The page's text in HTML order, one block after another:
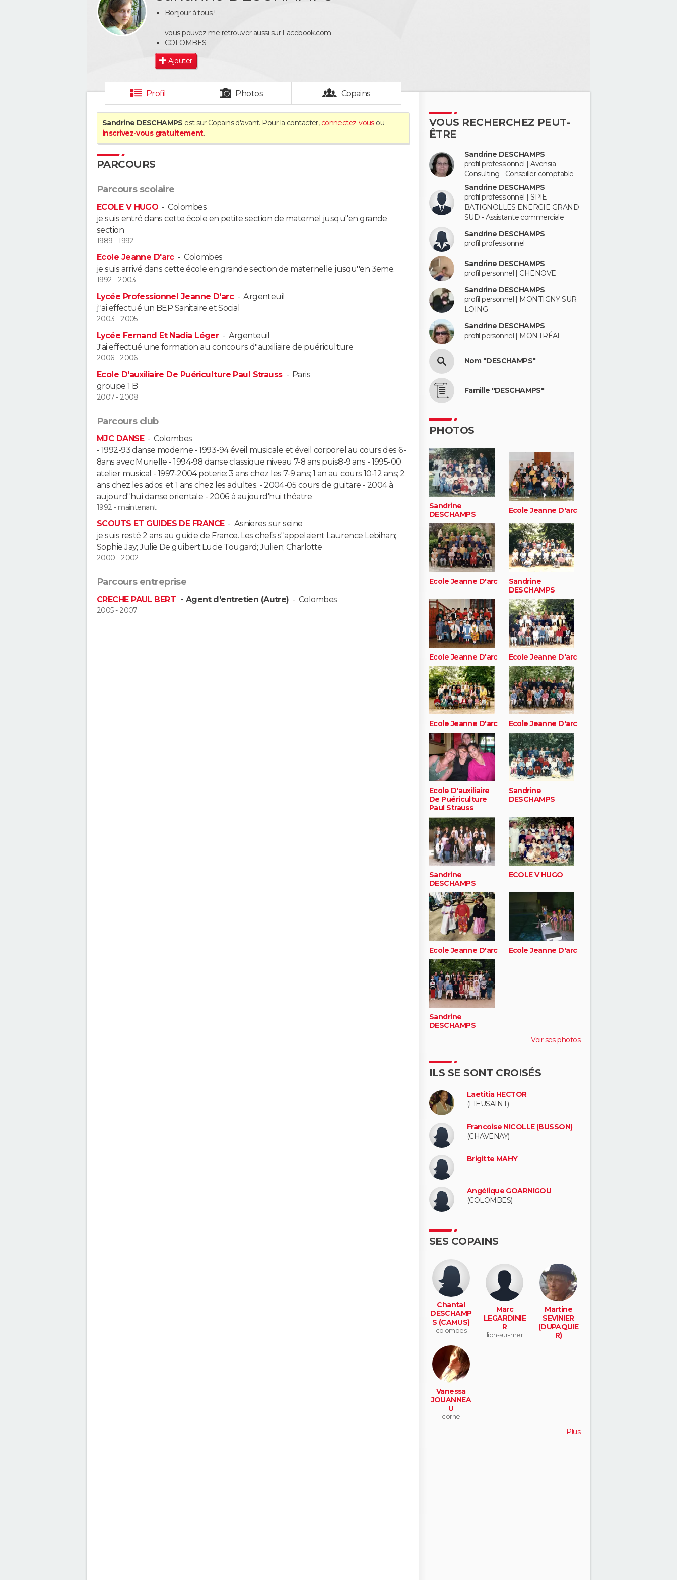
Bonjour à tous !
vous pouvez me retrouver aussi sur Facebook.com
COLOMBES
Ajouter
Profil Photos Copains
Sandrine DESCHAMPS est sur Copains d'avant. Pour la contacter, connectez-vousou
inscrivez-vous gratuitement.
PARCOURS
Parcours scolaire
ECOLE V HUGO -Colombes
je suis entré dans cette école en petite section de maternel jusqu''en grande
section
1989 - 1992
Ecole Jeanne D'arc-Colombes
je suis arrivé dans cette école en grande section de maternelle jusqu''en 3eme.
1992 - 2003
Lycée Professionnel Jeanne D'arc-Argenteuil
j''ai effectué un BEP Sanitaire et Social
2003 - 2005
Lycée Fernand Et Nadia Léger- Argenteuil
J'ai effectué une formation au concours d''auxiliaire de puériculture
2006 - 2006
Ecole D'auxiliaire De Puériculture Paul Strauss- Paris
groupe 1 B
2007 - 2008
Parcours club
MJC DANSE-Colombes
- 1992-93 danse moderne - 1993-94 éveil musicale et éveil corporel au cours des 6-
8ans avec Murielle - 1994-98 danse classique niveau 7-8 ans puis8-9 ans - 1995-00
atelier musical - 1997-2004 poterie: 3 ans chez les 7-9 ans; 1 an au cours 10-12 ans; 2
ans chez les ados; et 1 ans chez les adultes. - 2004-05 cours de guitare - 2004 à
aujourd''hui danse orientale - 2006 à aujourd'hui théatre
1992 - maintenant
SCOUTS ET GUIDES DE FRANCE- Asnieres sur seine
je suis resté 2 ans au guide de France. Les chefs s''appelaient Laurence Lebihan;
Sophie Jay; Julie De guibert;Lucie Tougard; Julien; Charlotte
2000 - 2002
Parcours entreprise
CRECHE PAUL BERT - Agent d'entretien (Autre) -Colombes
2005 - 2007
VOUS RECHERCHEZ PEUT-
ÊTRE
Sandrine DESCHAMPS
profil professionnel | Avensia
Consulting - Conseiller comptable
Sandrine DESCHAMPS
profil professionnel | SPIE
BATIGNOLLES ENERGIE GRAND
SUD - Assistante commerciale
Sandrine DESCHAMPS
profil professionnel
Sandrine DESCHAMPS
profil personnel | CHENOVE
Sandrine DESCHAMPS
profil personnel | MONTIGNY SUR
LOING
Sandrine DESCHAMPS
profil personnel | MONTRÉAL
Nom "DESCHAMPS"
Famille "DESCHAMPS"
PHOTOS
Sandrine
DESCHAMPS
Ecole Jeanne D'arc
Ecole Jeanne D'arc
Sandrine
DESCHAMPS
Ecole Jeanne D'arc Ecole Jeanne D'arc
Ecole Jeanne D'arc Ecole Jeanne D'arc
Ecole D'auxiliaire
De Puériculture
Paul Strauss
Sandrine
DESCHAMPS
Sandrine
DESCHAMPS
ECOLE V HUGO
Ecole Jeanne D'arc Ecole Jeanne D'arc
Sandrine
DESCHAMPS
Voir ses photos
ILS SE SONT CROISÉS
Laetitia HECTOR
(LIEUSAINT)
Francoise NICOLLE (BUSSON)
(CHAVENAY)
Brigitte MAHY
Angélique GOARNIGOU
(COLOMBES)
SES COPAINS
Chantal
DESCHAMP
S (CAMUS)
colombes
Marc
LEGARDINIE
R
lion-sur-mer
Martine
SEVINIER
(DUPAQUIE
R)
Vanessa
JOUANNEA
U
corne
Plus